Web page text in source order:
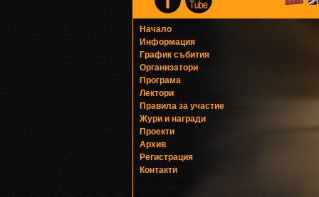
Начало
Информация
График събития
Организатори
Програма
Лектори
Правила за участие
Жури и награди
Проекти
Архив
Регистрация
Контакти